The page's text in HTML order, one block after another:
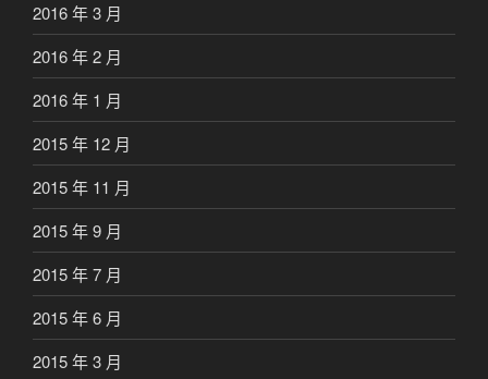
2016 年 3 月
2016 年 2 月
2016 年 1 月
2015 年 12 月
2015 年 11 月
2015 年 9 月
2015 年 7 月
2015 年 6 月
2015 年 3 月